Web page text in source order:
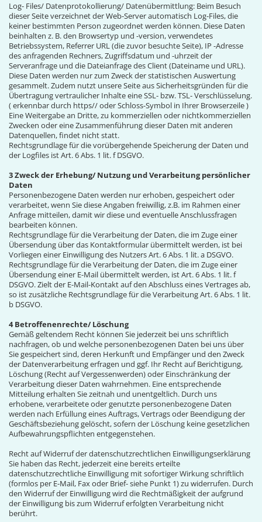
Log- Files/ Datenprotokollierung/ Datenübermittlung: Beim Besuch
dieser Seite verzeichnet der Web-Server automatisch Log-Files, die
keiner bestimmten Person zugeordnet werden können. Diese Daten
beinhalten z. B. den Browsertyp und -version, verwendetes
Betriebssystem, Referrer URL (die zuvor besuchte Seite), IP -Adresse
des anfragenden Rechners, Zugriffsdatum und -uhrzeit der
Serveranfrage und die Dateianfrage des Client (Dateiname und URL).
Diese Daten werden nur zum Zweck der statistischen Auswertung
gesammelt. Zudem nutzt unsere Seite aus Sicherheitsgründen für die
Übertragung vertraulicher Inhalte eine SSL- bzw. TSL- Verschlüsselung.
( erkennbar durch https// oder Schloss-Symbol in Ihrer Browserzeile )
Eine Weitergabe an Dritte, zu kommerziellen oder nichtkommerziellen
Zwecken oder eine Zusammenführung dieser Daten mit anderen
Datenquellen, findet nicht statt.
Rechtsgrundlage für die vorübergehende Speicherung der Daten und
der Logfiles ist Art. 6 Abs. 1 lit. f DSGVO.
3 Zweck der Erhebung/ Nutzung und Verarbeitung persönlicher
Daten
Personenbezogene Daten werden nur erhoben, gespeichert oder
verarbeitet, wenn Sie diese Angaben freiwillig, z.B. im Rahmen einer
Anfrage mitteilen, damit wir diese und eventuelle Anschlussfragen
bearbeiten können.
Rechtsgrundlage für die Verarbeitung der Daten, die im Zuge einer
Übersendung über das Kontaktformular übermittelt werden, ist bei
Vorliegen einer Einwilligung des Nutzers Art. 6 Abs. 1 lit. a DSGVO.
Rechtsgrundlage für die Verarbeitung der Daten, die im Zuge einer
Übersendung einer E-Mail übermittelt werden, ist Art. 6 Abs. 1 lit. f
DSGVO. Zielt der E-Mail-Kontakt auf den Abschluss eines Vertrages ab,
so ist zusätzliche Rechtsgrundlage für die Verarbeitung Art. 6 Abs. 1 lit.
b DSGVO.
4 Betroffenenrechte/ Löschung
Gemäß geltendem Recht können Sie jederzeit bei uns schriftlich
nachfragen, ob und welche personenbezogenen Daten bei uns über
Sie gespeichert sind, deren Herkunft und Empfänger und den Zweck
der Datenverarbeitung erfragen und ggf. Ihr Recht auf Berichtigung,
Löschung (Recht auf Vergessenwerden) oder Einschränkung der
Verarbeitung dieser Daten wahrnehmen. Eine entsprechende
Mitteilung erhalten Sie zeitnah und unentgeltlich. Durch uns
erhobene, verarbeitete oder genutzte personenbezogene Daten
werden nach Erfüllung eines Auftrags, Vertrags oder Beendigung der
Geschäftsbeziehung gelöscht, sofern der Löschung keine gesetzlichen
Aufbewahrungspflichten entgegenstehen.
Recht auf Widerruf der datenschutzrechtlichen Einwilligungserklärung
Sie haben das Recht, jederzeit eine bereits erteilte
datenschutzrechtliche Einwilligung mit sofortiger Wirkung schriftlich
(formlos per E-Mail, Fax oder Brief- siehe Punkt 1) zu widerrufen. Durch
den Widerruf der Einwilligung wird die Rechtmäßigkeit der aufgrund
der Einwilligung bis zum Widerruf erfolgten Verarbeitung nicht
berührt.